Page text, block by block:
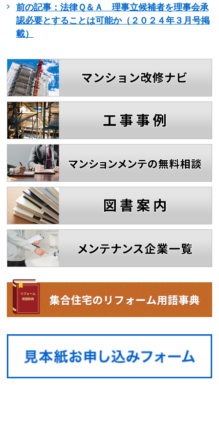
前の記事：法律Ｑ＆Ａ 理事立候補者を理事会承
認必要とすることは可能か（２０２４年３月号掲
載）